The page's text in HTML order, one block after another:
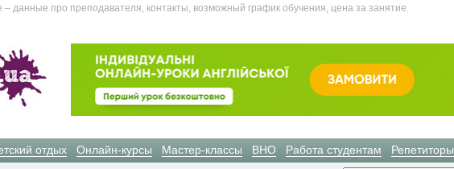
– данные про преподавателя, контакты, возможный график обучения, цена за занятие.
отдых Онлайн-курсы Мастер-классы ВНО Работа студентам Репетиторы